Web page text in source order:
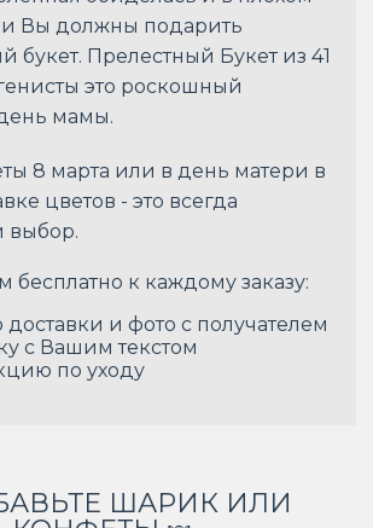
и Вы должны подарить
букет. Прелестный Букет из 41
это роскошный
мамы.
8 марта или в день матери в
цветов - это всегда
выбор.
бесплатно к каждому заказу:
и фото с получателем
с Вашим текстом
по уходу
ШАРИК ИЛИ